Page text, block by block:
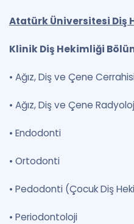
Atatürk Üniversitesi Diş
Klinik Diş Hekimliği
• Ağız, Diş ve Çene Cerrahisi
• Ağız, Diş ve Çene
• Endodonti
• Ortodonti
• Pedodonti (Çocuk Diş
• Periodontoloji